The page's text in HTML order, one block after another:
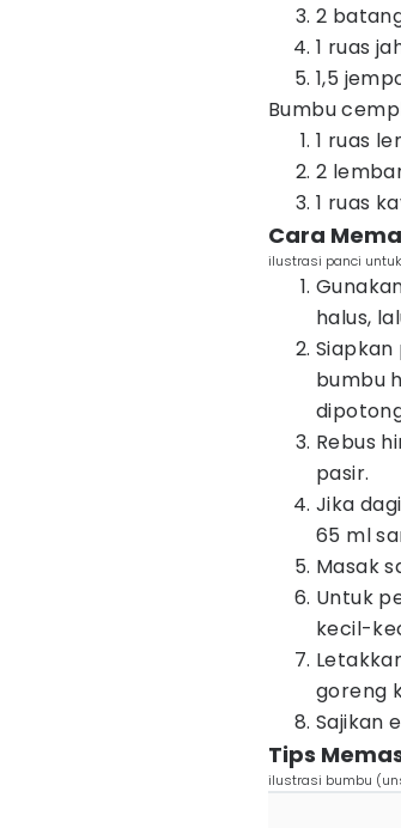
2
1 ruas
1,5
Bumbu
1 ruas
2
1 ruas
Cara
ilustrasi panci
halus,
bumbu
Rebus
pasir.
Jika
65 ml
Masak
Untuk
kecil-
goreng
Sajikan
Tips
ilustrasi bumbu